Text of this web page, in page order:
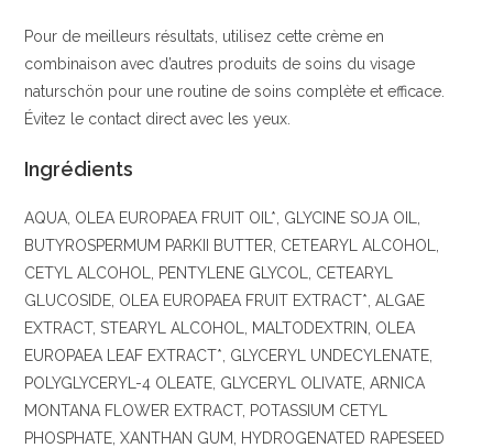
Pour de meilleurs résultats, utilisez cette crème en
combinaison avec d’autres produits de soins du visage
naturschön pour une routine de soins complète et efficace.
Évitez le contact direct avec les yeux.
Ingrédients
AQUA, OLEA EUROPAEA FRUIT OIL*, GLYCINE SOJA OIL,
BUTYROSPERMUM PARKII BUTTER, CETEARYL ALCOHOL,
CETYL ALCOHOL, PENTYLENE GLYCOL, CETEARYL
GLUCOSIDE, OLEA EUROPAEA FRUIT EXTRACT*, ALGAE
EXTRACT, STEARYL ALCOHOL, MALTODEXTRIN, OLEA
EUROPAEA LEAF EXTRACT*, GLYCERYL UNDECYLENATE,
POLYGLYCERYL-4 OLEATE, GLYCERYL OLIVATE, ARNICA
MONTANA FLOWER EXTRACT, POTASSIUM CETYL
PHOSPHATE, XANTHAN GUM, HYDROGENATED RAPESEED